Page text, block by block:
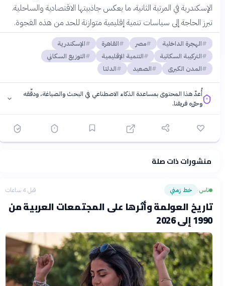
الإسكندرية في المرتبة الثانية، ما يعكس جاذبيتها الاقتصادية والساحلية.
تبرز الحاجة إلى سياسات تنمية إقليمية متوازنة للحد من هذه الفجوة.
الهجرة الداخلية مصر القاهرة
الإسكندرية
التركيبة السكانية
التنمية الإقليمية
التوزيع السكاني
المدن الكبرى
الصعيد الدلتا
أُعدّ هذا المحتوى بمساعدة الذكاء الاصطناعي في البحث والصياغة، ودقّقه
وحرّره فريقنا.
فلسفتنا المعرفية·سياسة الذكاء الاصطناعيمنشورات ذات صلة
ناس › خط زمني قبل 4 ساعات
تاريخ العولمة وأثرها على المجتمعات العربية من
1990 إلى 2026